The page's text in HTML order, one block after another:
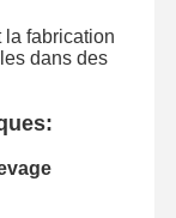
la fabrication
dans des